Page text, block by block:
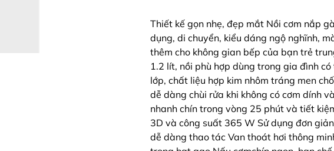
Thiết kế gọn nhẹ, đẹp mắt Nồi cơm nắp
dụng, di chuyển, kiểu dáng ngộ nghĩnh,
thêm cho không gian bếp của bạn trẻ
1.2 lít, nồi phù hợp dùng trong gia đình
lớp, chất liệu hợp kim nhôm tráng men
dễ dàng chùi rửa khi không có cơm dính
nhanh chín trong vòng 25 phút và tiết
3D và công suất 365 W Sử dụng đơn
dễ dàng thao tác Van thoát hơi thông